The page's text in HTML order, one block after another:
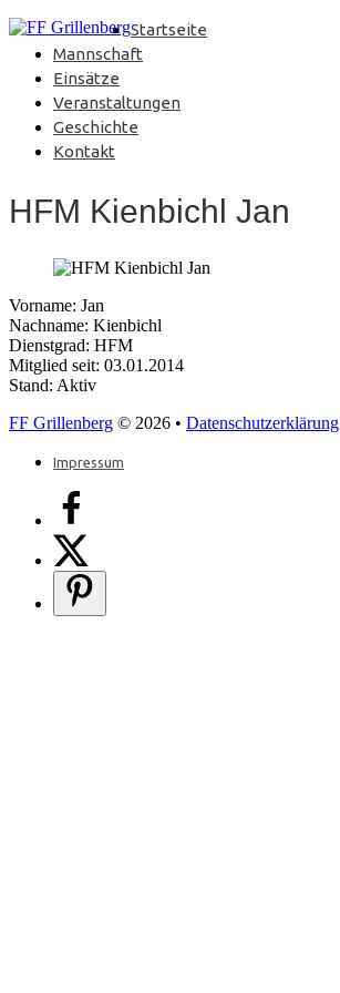
Startseite
Mannschaft
Einsätze
Veranstaltungen
Geschichte
Kontakt
HFM Kienbichl Jan
Vorname: Jan
Nachname: Kienbichl
Dienstgrad: HFM
Mitglied seit: 03.01.2014
Stand: Aktiv
FF Grillenberg © 2026 • Datenschutzerklärung
Impressum